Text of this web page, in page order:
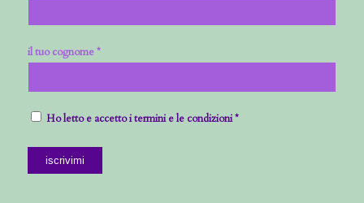
il tuo cognome *
Ho letto e accetto i termini e le condizioni *